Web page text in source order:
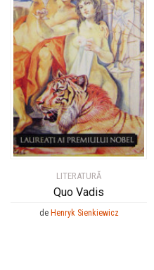
LITERATURĂ
Quo Vadis
de Henryk Sienkiewicz